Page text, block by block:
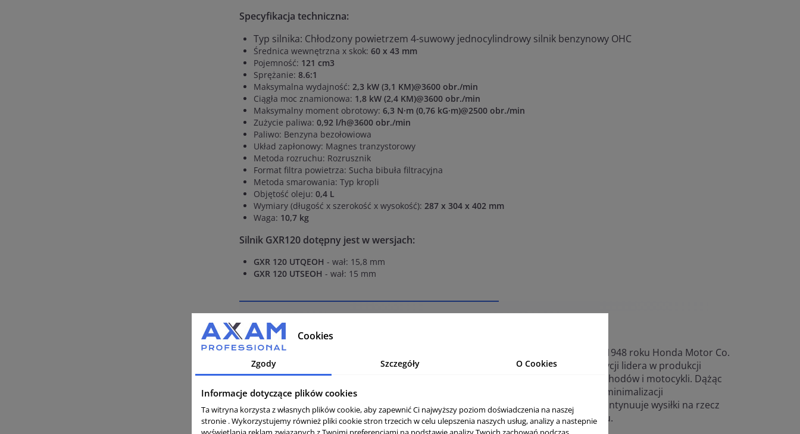
Specyfikacja techniczna:
Typ silnika: Chłodzony powietrzem 4-suwowy jednocylindrowy silnik benzynowy OHC
Średnica wewnętrzna x skok: 60 x 43 mm
Pojemność: 121 cm3
Sprężanie: 8.6:1
Maksymalna wydajność: 2,3 kW (3,1 KM)@3600 obr./min
Ciągła moc znamionowa: 1,8 kW (2,4 KM)@3600 obr./min
Maksymalny moment obrotowy: 6,3 N·m (0,76 kG·m)@2500 obr./min
Zużycie paliwa: 0,92 l/h@3600 obr./min
Paliwo: Benzyna bezołowiowa
Układ zapłonowy: Magnes tranzystorowy
Metoda rozruchu: Rozrusznik
Format filtra powietrza: Sucha bibuła filtracyjna
Metoda smarowania: Typ kropli
Objętość oleju: 0,4 L
Wymiary (długość x szerokość x wysokość): 287 x 304 x 402 mm
Waga: 10,7 kg
Silnik GXR120 dotępny jest w wersjach:
GXR 120 UTQEOH - wał: 15,8 mm
GXR 120 UTSEOH - wał: 15 mm
Autoryzowany sprzedawca HONDA
Od swojego powstania w 1948 roku Honda Motor Co.
Ltd. utrzymuje się na pozycji lidera w produkcji
maszyn, urządzeń, samochodów i motocykli. Dążąc
do ochrony środowiska i minimalizacji
zanieczyszczeń, Honda kontynuuje wysiłki na rzecz
zrównoważonego rozwoju.
Cookies
Zgody Szczegóły O Cookies
Informacje dotyczące plików cookies
Ta witryna korzysta z własnych plików cookie, aby zapewnić Ci najwyższy poziom doświadczenia na naszej
stronie . Wykorzystujemy również pliki cookie stron trzecich w celu ulepszenia naszych usług, analizy a nastepnie